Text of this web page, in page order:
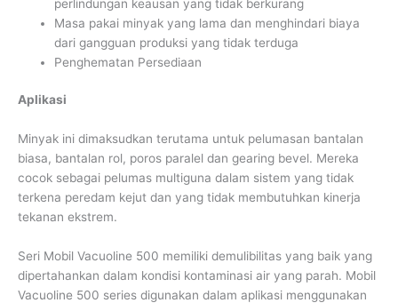
perlindungan keausan yang tidak berkurang
Masa pakai minyak yang lama dan menghindari biaya
dari gangguan produksi yang tidak terduga
Penghematan Persediaan
Aplikasi
Minyak ini dimaksudkan terutama untuk pelumasan bantalan
biasa, bantalan rol, poros paralel dan gearing bevel. Mereka
cocok sebagai pelumas multiguna dalam sistem yang tidak
terkena peredam kejut dan yang tidak membutuhkan kinerja
tekanan ekstrem.
Seri Mobil Vacuoline 500 memiliki demulibilitas yang baik yang
dipertahankan dalam kondisi kontaminasi air yang parah. Mobil
Vacuoline 500 series digunakan dalam aplikasi menggunakan